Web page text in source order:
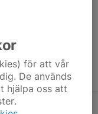
för att vår
De används
hjälpa oss att